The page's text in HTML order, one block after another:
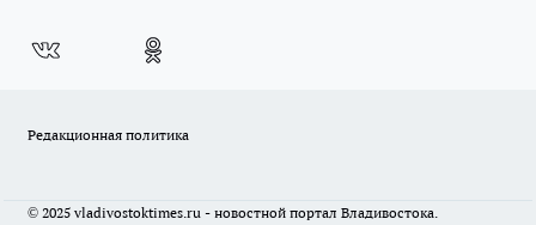
Редакционная политика
© 2025 vladivostoktimes.ru - новостной портал Владивостока.